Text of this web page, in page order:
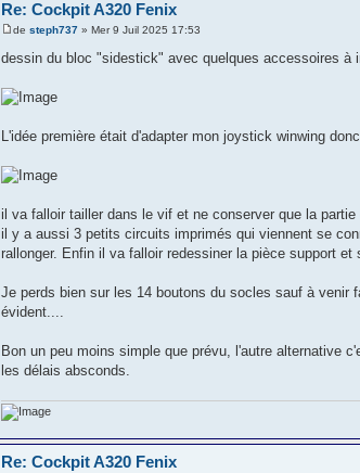
Re: Cockpit A320 Fenix
desteph737 » Mer 9 Juil 2025 17:53
dessin du bloc "sidestick" avec quelques accessoires à
L'idée première était d'adapter mon joystick winwing
il va falloir tailler dans le vif et ne conserver que la
il y a aussi 3 petits circuits imprimés qui viennent se
rallonger. Enfin il va falloir redessiner la pièce support
Je perds bien sur les 14 boutons du socles sauf à
évident....
Bon un peu moins simple que prévu, l'autre alternative
les délais absconds.
Re: Cockpit A320 Fenix